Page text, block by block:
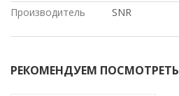
Производитель
SNR
РЕКОМЕНДУЕМ ПОСМОТРЕТЬ